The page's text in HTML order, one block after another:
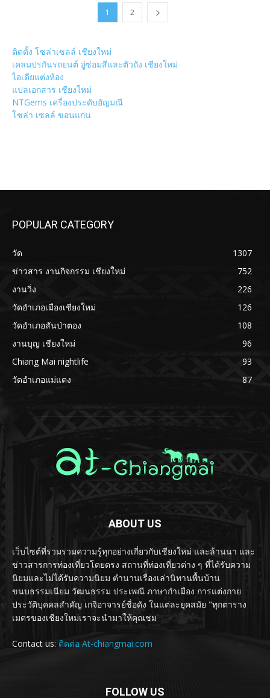
1 2
ติดตั้ง โซล่าเซลล์ เชียงใหม่
เคลมปรกันรถยนต์ อู่ซ่อมสีและตัวถัง เชียงใหม่
ไอเดียแต่งห้อง
แปลเอกสาร เชียงใหม่
NTGems เครื่องประดับอัญมณี
โซล่า เซลล์ ขอนแก่น
POPULAR CATEGORY
วัด
1307
ข่าวสาร งานกิจกรรม เชียงใหม่
752
งานวิ่ง
226
วัดอำเภอเมืองเชียงใหม่
126
วัดอำเภอสันป่าตอง
108
งานบุญ เชียงใหม่
96
Chiang Mai nightlife
93
วัดอำเภอแม่แตง
87
ABOUT US
เว็บไซต์ที่รวมรวมความรู้ทุกอย่างเกี่ยวกับเชียงใหม่ และล้านนา และ
ข่าวสารการท่องเที่ยวโดยตรง สถานที่ท่องเที่ยวต่าง ๆ ที่ได้รับความ
นิยมและไม่ได้รับความนิยม ตำนานเรื่องเล่านิทานพื้นบ้าน
ขนบธรรมเนียม วัฒนธรรม ประเพณี ภาษากำเมือง การแต่งกาย
ประวัติบุคคลสำคัญ เกจิอาจารย์ชื่อดัง ในแต่ละยุคสมัย "ทุกตาราง
เมตรของเชียงใหม่เราจะนำมาให้คุณชม
Contact us: ติดต่อ At-chiangmai.com
FOLLOW US